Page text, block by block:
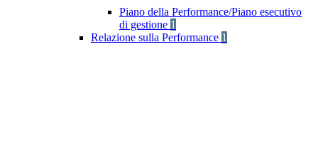
Piano della Performance/Piano esecutivo
di gestione 1
Relazione sulla Performance 1